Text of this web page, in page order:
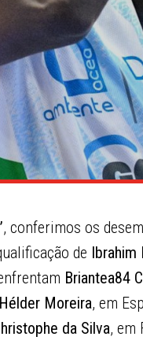
, conferimos os
de Ibrahim
Briantea84
Hélder Moreira, em
da Silva, em